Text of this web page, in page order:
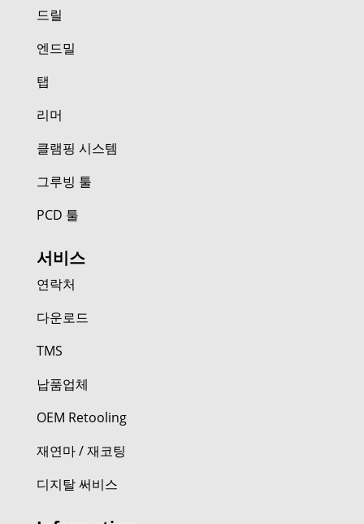
드릴
엔드밀
탭
리머
클램핑 시스템
그루빙 툴
PCD 툴
서비스
연락처
다운로드
TMS
납품업체
OEM Retooling
재연마 / 재코팅
디지탈 써비스